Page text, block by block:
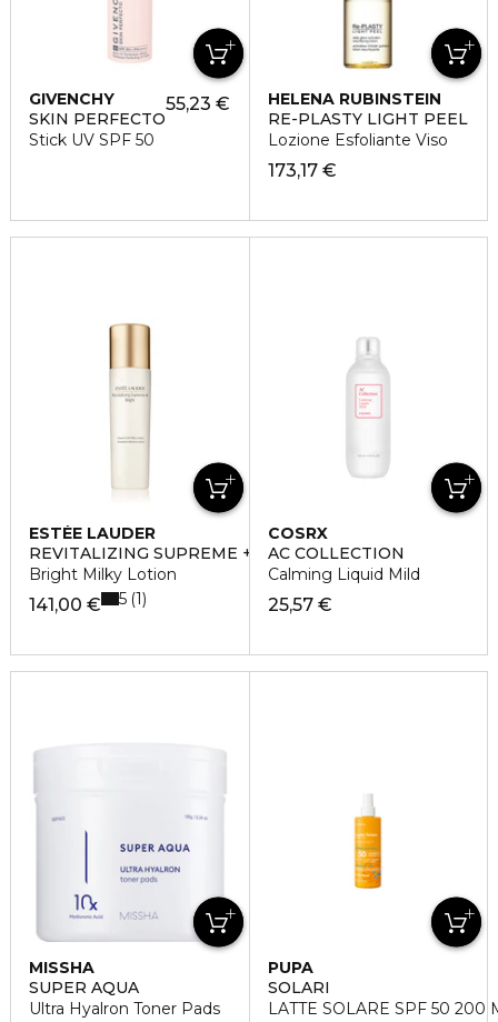
GIVENCHY
SKIN PERFECTO
Stick UV SPF 50
55,23 €
HELENA RUBINSTEIN
RE-PLASTY LIGHT PEEL
Lozione Esfoliante Viso
173,17 €
ESTÉE LAUDER
REVITALIZING SUPREME +
Bright Milky Lotion
141,00 € 5 1
COSRX
AC COLLECTION
Calming Liquid Mild
25,57 €
MISSHA
SUPER AQUA
Ultra Hyalron Toner Pads
PUPA
SOLARI
LATTE SOLARE SPF 50 200